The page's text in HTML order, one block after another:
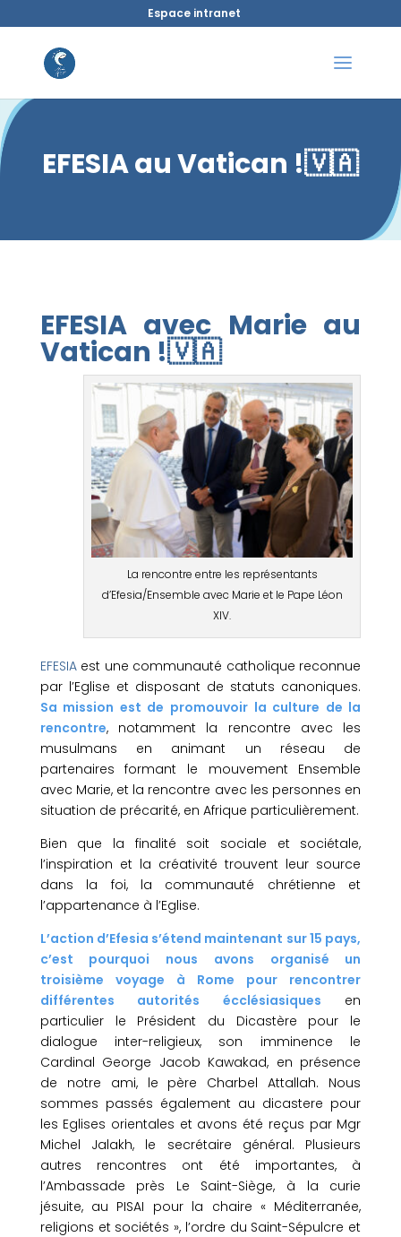
Espace intranet
EFESIA au Vatican !🇻🇦
EFESIA avec Marie au
Vatican !🇻🇦
La rencontre entre les représentants
d’Efesia/Ensemble avec Marie et le Pape Léon
XIV.
EFESIAest une communauté catholique reconnue
par l’Eglise et disposant de statuts canoniques.
Sa mission est de promouvoir la culture de la
rencontre, notamment la rencontre avec les
musulmans en animant un réseau de
partenaires formant le mouvement Ensemble
avec Marie, et la rencontre avec les personnes en
situation de précarité, en Afrique particulièrement.
Bien que la finalité soit sociale et sociétale,
l’inspiration et la créativité trouvent leur source
dans la foi, la communauté chrétienne et
l’appartenance à l’Eglise.
L’action d’Efesia s’étend maintenant sur 15 pays,
c’est pourquoi nous avons organisé un
troisième voyage à Rome pour rencontrer
différentes autorités écclésiasiques en
particulier le Président du Dicastère pour le
dialogue inter-religieux, son imminence le
Cardinal George Jacob Kawakad, en présence
de notre ami, le père Charbel Attallah. Nous
sommes passés également au dicastere pour
les Eglises orientales et avons été reçus par Mgr
Michel Jalakh, le secrétaire général. Plusieurs
autres rencontres ont été importantes, à
l’Ambassade près Le Saint-Siège, à la curie
jésuite, au PISAI pour la chaire « Méditerranée,
religions et sociétés », l’ordre du Saint-Sépulcre et